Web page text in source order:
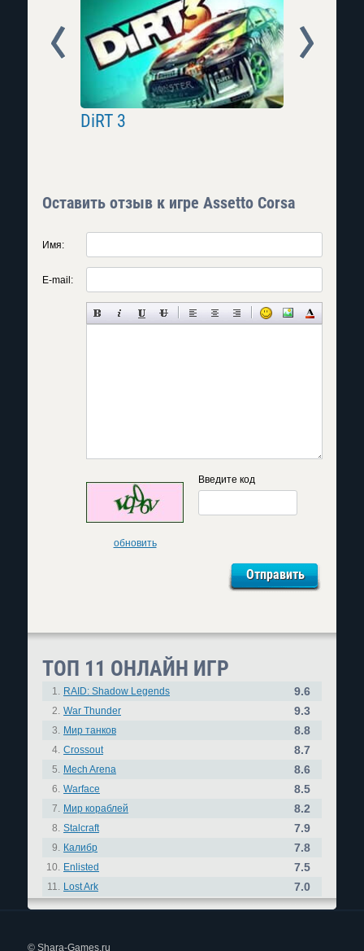
DiRT 3
Prev
Оставить отзыв к игре Assetto Corsa
Имя:
E-mail:
обновить
Введите код
ТОП 11 ОНЛАЙН ИГР
1. RAID: Shadow Legends 9.6
2. War Thunder 9.3
3. Мир танков 8.8
4. Crossout 8.7
5. Mech Arena 8.6
6. Warface 8.5
7. Мир кораблей 8.2
8. Stalcraft 7.9
9. Калибр 7.8
10. Enlisted 7.5
11. Lost Ark 7.0
© Shara-Games.ru